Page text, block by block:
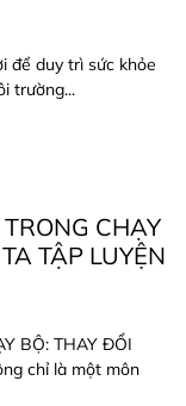
để duy trì sức khỏe
trường...
CHẠY
TẬP LUYỆN
BỘ: THAY ĐỔI
chỉ là một môn